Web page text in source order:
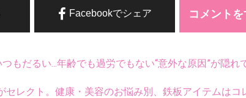
コメント
Facebookでシェア
もだるい...年齢でも過労でもない“意外な原因”が隠れ
レクト。健康・美容のお悩み別、鉄板アイテムはコ